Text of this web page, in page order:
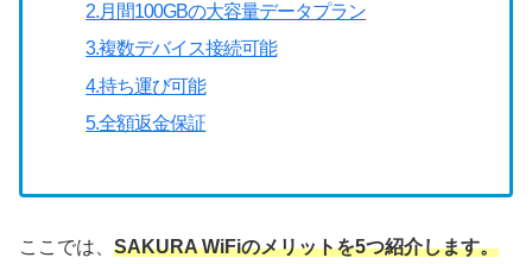
2.月間100GBの大容量データプラン
3.複数デバイス接続可能
4.持ち運び可能
5.全額返金保証
ここでは、 SAKURA WiFiのメリットを5つ紹介します。